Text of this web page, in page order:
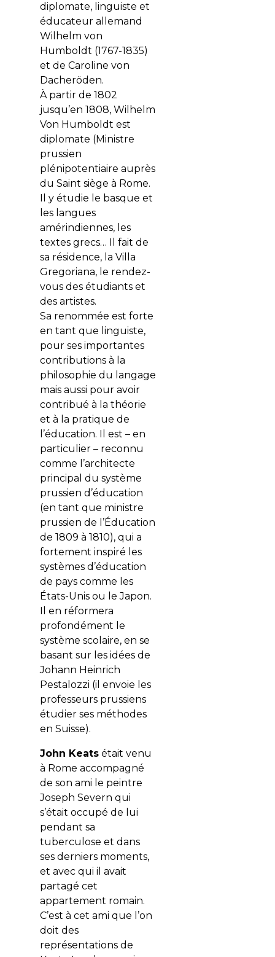
diplomate, linguiste et
éducateur allemand
Wilhelm von
Humboldt (1767-1835)
et de Caroline von
Dacheröden.
À partir de 1802
jusqu’en 1808, Wilhelm
Von Humboldt est
diplomate (Ministre
prussien
plénipotentiaire auprès
du Saint siège à Rome.
Il y étudie le basque et
les langues
amérindiennes, les
textes grecs… Il fait de
sa résidence, la Villa
Gregoriana, le rendez-
vous des étudiants et
des artistes.
Sa renommée est forte
en tant que linguiste,
pour ses importantes
contributions à la
philosophie du langage
mais aussi pour avoir
contribué à la théorie
et à la pratique de
l’éducation. Il est – en
particulier – reconnu
comme l’architecte
principal du système
prussien d’éducation
(en tant que ministre
prussien de l’Éducation
de 1809 à 1810), qui a
fortement inspiré les
systèmes d’éducation
de pays comme les
États-Unis ou le Japon.
Il en réformera
profondément le
système scolaire, en se
basant sur les idées de
Johann Heinrich
Pestalozzi (il envoie les
professeurs prussiens
étudier ses méthodes
en Suisse).
John Keatsétait venu
à Rome accompagné
de son ami le peintre
Joseph Severn qui
s’était occupé de lui
pendant sa
tuberculose et dans
ses derniers moments,
et avec qui il avait
partagé cet
appartement romain.
C’est à cet ami que l’on
doit des
représentations de